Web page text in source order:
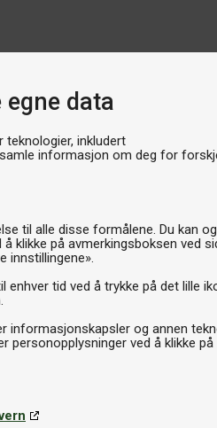
data
inkludert
informasjon om deg for
til alle disse formålene. Du kan
klikke på avmerkingsboksen ved
innstillingene».
enhver tid ved å trykke på det lille
informasjonskapsler og annen
personopplysninger ved å klikke på